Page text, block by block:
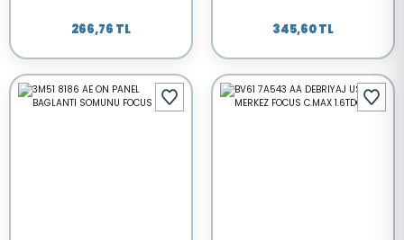
266,76 TL 345,60 TL